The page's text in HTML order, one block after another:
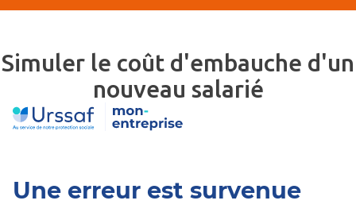
Simuler le coût d'embauche d'un
nouveau salarié